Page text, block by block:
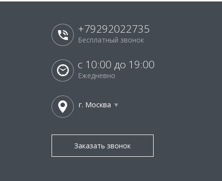
+79292022735
Бесплатный звонок
с 10:00 до 19:00
Ежедневно
г. Москва
Заказать звонок